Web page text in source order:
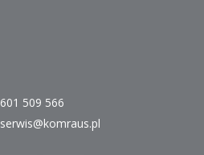
601 509 566
serwis@komraus.pl